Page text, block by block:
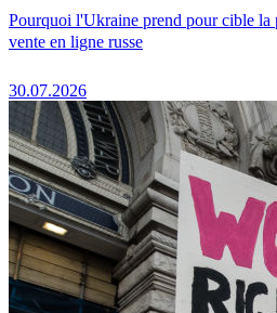
Pourquoi l'Ukraine prend pour cible la
vente en ligne russe
30.07.2026